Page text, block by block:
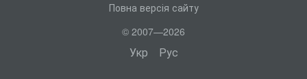
Повна версія сайту
© 2007—2026
Укр Рус